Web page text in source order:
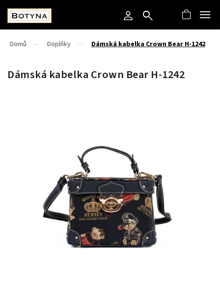
Domů / Doplňky / Dámská kabelka Crown Bear H-1242
Dámská kabelka Crown Bear H-1242